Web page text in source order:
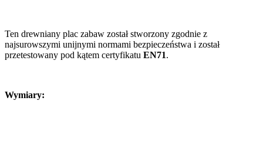
Ten drewniany plac zabaw został stworzony zgodnie z
najsurowszymi unijnymi normami bezpieczeństwa i został
przetestowany pod kątem certyfikatu EN71.
Wymiary: